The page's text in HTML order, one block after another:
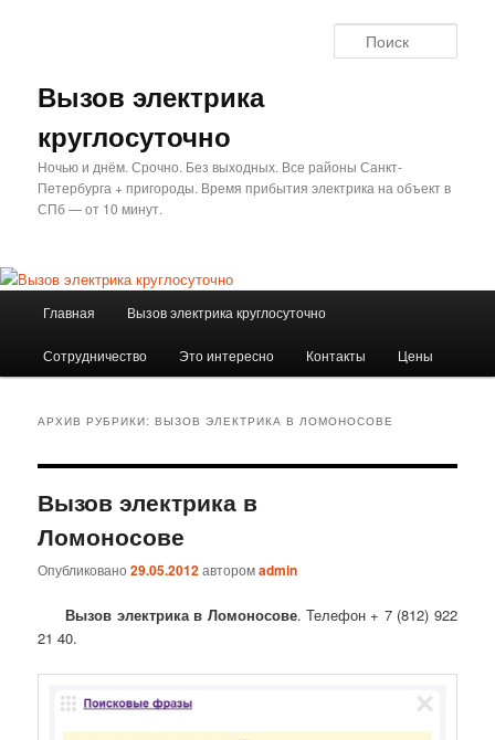
Вызов электрика
круглосуточно
Ночью и днём. Срочно. Без выходных. Все районы Санкт-
Петербурга + пригороды. Время прибытия электрика на объект в
СПб — от 10 минут.
Главная Вызов электрика круглосуточно
Сотрудничество Это интересно Контакты Цены
АРХИВ РУБРИКИ:ВЫЗОВ ЭЛЕКТРИКА В ЛОМОНОСОВЕ
Вызов электрика в
Ломоносове
Опубликовано29.05.2012авторомadmin
Вызов электрика в Ломоносове. Телефон + 7 (812) 922
21 40.